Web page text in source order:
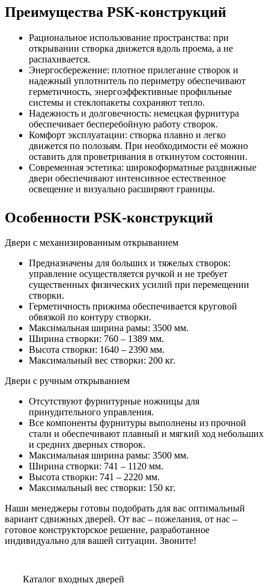
Преимущества PSK-конструкций
Рациональное использование пространства: при
открывании створка движется вдоль проема, а не
распахивается.
Энергосбережение: плотное прилегание створок и
надежный уплотнитель по периметру обеспечивают
герметичность, энергоэффективные профильные
системы и стеклопакеты сохраняют тепло.
Надежность и долговечность: немецкая фурнитура
обеспечивает бесперебойную работу створок.
Комфорт эксплуатации: створка плавно и легко
движется по полозьям. При необходимости её можно
оставить для проветривания в откинутом состоянии.
Современная эстетика: широкоформатные раздвижные
двери обеспечивают интенсивное естественное
освещение и визуально расширяют границы.
Особенности PSK-конструкций
Двери с механизированным открыванием
Предназначены для больших и тяжелых створок:
управление осуществляется ручкой и не требует
существенных физических усилий при перемещении
створки.
Герметичность прижима обеспечивается круговой
обвязкой по контуру створки.
Максимальная ширина рамы: 3500 мм.
Ширина створки: 760 – 1389 мм.
Высота створки: 1640 – 2390 мм.
Максимальный вес створки: 200 кг.
Двери с ручным открыванием
Отсутствуют фурнитурные ножницы для
принудительного управления.
Все компоненты фурнитуры выполнены из прочной
стали и обеспечивают плавный и мягкий ход небольших
и средних дверных створок.
Максимальная ширина рамы: 3500 мм.
Ширина створки: 741 – 1120 мм.
Высота створки: 741 – 2220 мм.
Максимальный вес створки: 150 кг.
Наши менеджеры готовы подобрать для вас оптимальный
вариант сдвижных дверей. От вас – пожелания, от нас –
готовое конструкторское решение, разработанное
индивидуально для вашей ситуации. Звоните!
Каталог входных дверей